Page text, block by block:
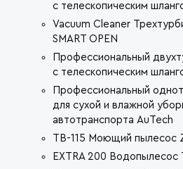
с телескопическим
Vacuum Cleaner
SMART OPEN
Профессиональный
с телескопическим
Профессиональный
для сухой и влажной
автотранспорта AuTech
TB-115 Моющий пылесос
EXTRA 200 Водопылесос